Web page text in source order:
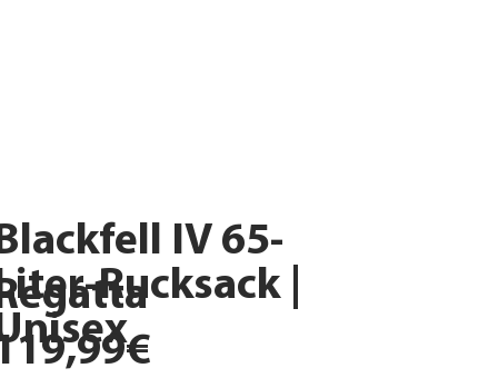
IV 65-
Liter-Rucksack |